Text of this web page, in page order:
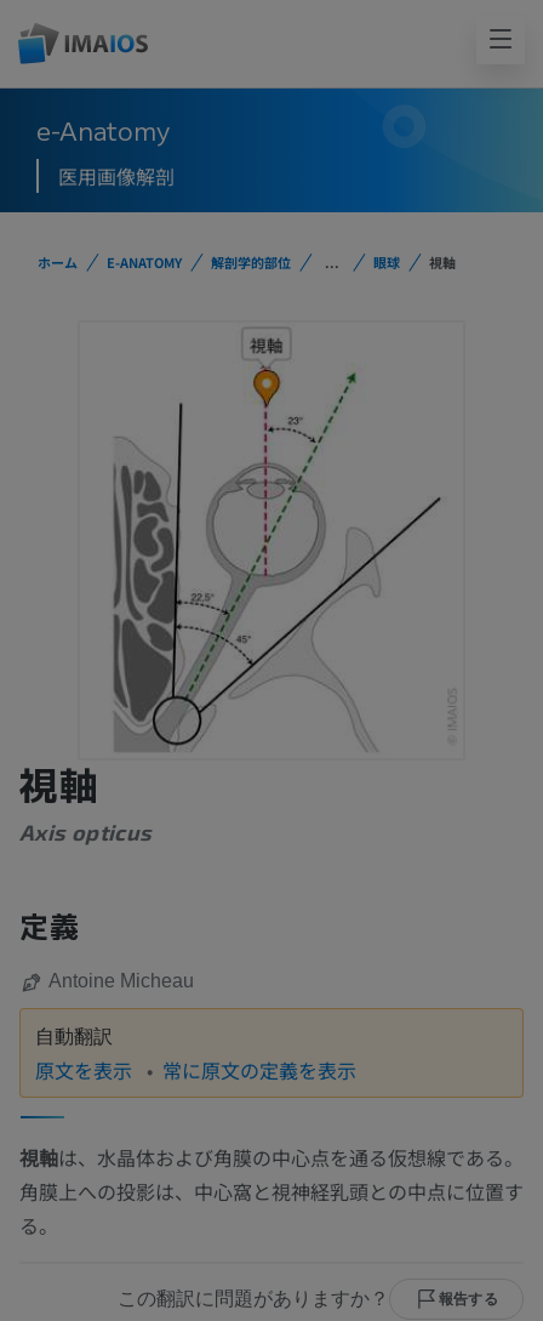
e-Anatomy
医用画像解剖
ホーム E-ANATOMY 解剖学的部位 ... 眼球 視軸
視軸
Axis opticus
定義
Antoine Micheau
自動翻訳
原文を表示 常に原文の定義を表示
視軸は、水晶体および角膜の中心点を通る仮想線である。
角膜上への投影は、中心窩と視神経乳頭との中点に位置す
る。
この翻訳に問題がありますか？ 報告する